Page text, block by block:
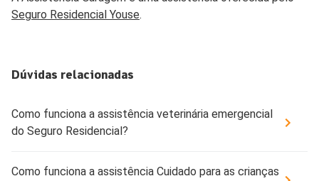
Seguro Residencial Youse.
Dúvidas relacionadas
Como funciona a assistência veterinária emergencial
do Seguro Residencial?
Como funciona a assistência Cuidado para as crianças